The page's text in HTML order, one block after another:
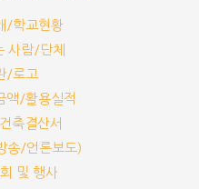
/학교현황
사람/단체
/로고
액/활용실적
축결산서
송/언론보도)
및 행사